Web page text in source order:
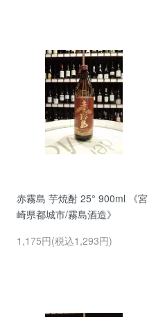
赤霧島 芋焼酎 25° 900ml 《宮
崎県都城市/霧島酒造》
1,175円(税込1,293円)